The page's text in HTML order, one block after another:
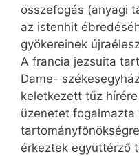
összefogás (anyagi
az istenhit
gyökereinek
A francia jezsuita
Dame-
keletkezett tűz
üzenetet fogalmazta
érkeztek együttérző